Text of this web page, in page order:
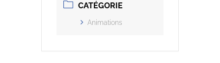
CATÉGORIE
Animations